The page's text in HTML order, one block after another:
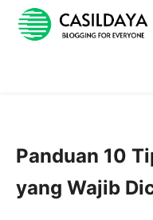
Panduan 10
yang Wajib